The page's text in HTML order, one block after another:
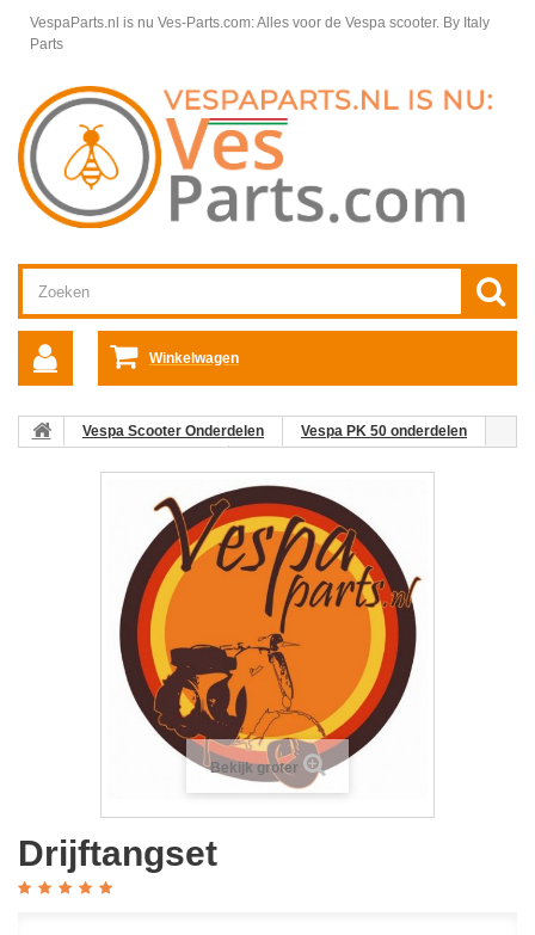
VespaParts.nl is nu Ves-Parts.com: Alles voor de Vespa scooter. By Italy
Parts
Winkelwagen
Vespa Scooter Onderdelen
Vespa PK 50 onderdelen
Bekijk groter
Drijftangset